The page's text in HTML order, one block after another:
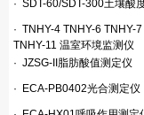
· SDT-60/SDT-300土壤酸
· TNHY-4 TNHY-6 TNHY-
TNHY-11 温室环境监测仪
· JZSG-II脂肪酸值测定仪
· ECA-PB0402光合测定仪